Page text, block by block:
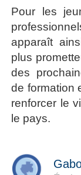
Pour les
apparaît
plus
des
de formation
renforcer le
le pays.